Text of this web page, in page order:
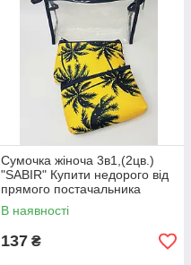
Сумочка жіноча 3в1,(2цв.)
"SABIR" Купити недорого від
прямого постачальника
В наявності
137 ₴